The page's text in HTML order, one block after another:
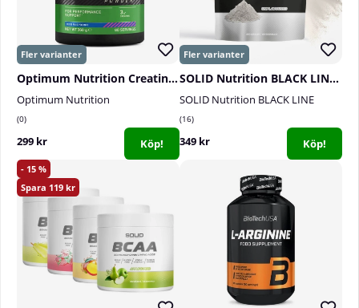
Optimum Nutrition Creatine Powder, 360 g
Optimum Nutrition
0
299 kr Köp!
SOLID Nutrition BLACK LINE Creatine, 400 g
SOLID Nutrition BLACK LINE
16
349 kr Köp!
15
119